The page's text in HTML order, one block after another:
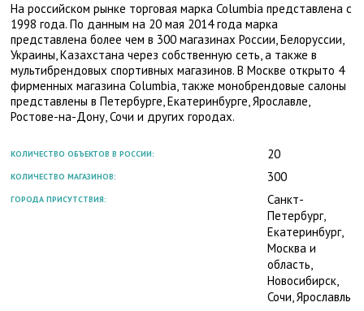
На российском рынке торговая марка Columbia представлена с
1998 года. По данным на 20 мая 2014 года марка
представлена более чем в 300 магазинах России, Белоруссии,
Украины, Казахстана через собственную сеть, а также в
мультибрендовых спортивных магазинов. В Москве открыто 4
фирменных магазина Columbia, также монобрендовые салоны
представлены в Петербурге, Екатеринбурге, Ярославле,
Ростове-на-Дону, Сочи и других городах.
КОЛИЧЕСТВО ОБЪЕКТОВ В РОССИИ: 20
КОЛИЧЕСТВО МАГАЗИНОВ: 300
ГОРОДА ПРИСУТСТВИЯ:
Санкт-
Петербург,
Екатеринбург,
Москва и
область,
Новосибирск,
Сочи, Ярославль